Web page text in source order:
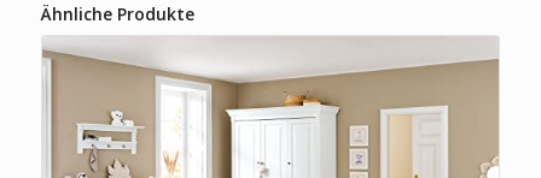
Ähnliche Produkte